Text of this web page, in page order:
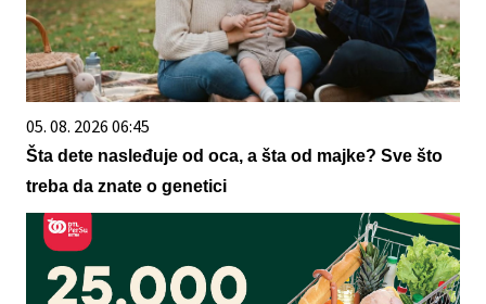
05. 08. 2026 06:45
Šta dete nasleđuje od oca, a šta od majke? Sve što
treba da znate o genetici